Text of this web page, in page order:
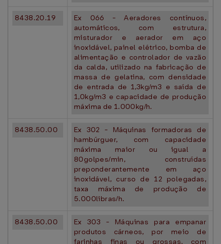
8438.20.19
Ex 066 - Aeradores contínuos,
automáticos, com estrutura,
misturador e aerador em aço
inoxidável, painel elétrico, bomba de
alimentação e controlador de vazão
da calda, utilizado na fabricação de
massa de gelatina, com densidade
de entrada de 1,3kg/m3 e saída de
1,0kg/m3 e capacidade de produção
máxima de 1.000kg/h.
8438.50.00
Ex 302 - Máquinas formadoras de
hambúrguer, com capacidade
máxima maior ou igual a
80golpes/min, construídas
preponderantemente em aço
inoxidável, curso de 12 polegadas,
taxa máxima de produção de
5.000libras/h.
8438.50.00
Ex 303 - Máquinas para empanar
produtos cárneos, por meio de
farinhas finas ou grossas, com